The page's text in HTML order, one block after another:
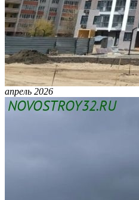
апрель 2026